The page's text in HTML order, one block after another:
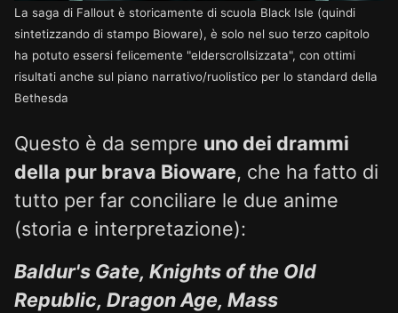
La saga di Fallout è storicamente di scuola Black Isle (quindi
sintetizzando di stampo Bioware), è solo nel suo terzo capitolo
ha potuto essersi felicemente "elderscrollsizzata", con ottimi
risultati anche sul piano narrativo/ruolistico per lo standard della
Bethesda
Questo è da sempre uno dei drammi
della pur brava Bioware, che ha fatto di
tutto per far conciliare le due anime
(storia e interpretazione):
Baldur's Gate, Knights of the Old
Republic, Dragon Age, Mass